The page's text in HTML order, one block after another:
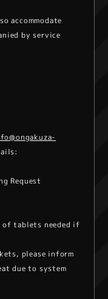
accommodate
by service
Request
of tablets needed if
please inform
due to system